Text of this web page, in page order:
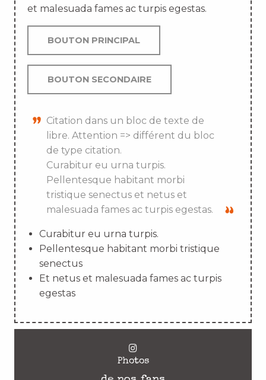
et malesuada fames ac turpis egestas.
BOUTON PRINCIPAL
BOUTON SECONDAIRE
Citation dans un bloc de texte de
libre. Attention => différent du bloc
de type citation.
Curabitur eu urna turpis.
Pellentesque habitant morbi
tristique senectus et netus et
malesuada fames ac turpis egestas.
Curabitur eu urna turpis.
Pellentesque habitant morbi tristique
senectus
Et netus et malesuada fames ac turpis
egestas
Photos